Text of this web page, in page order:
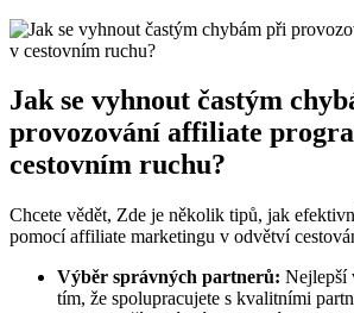
Jak se vyhnout častým
provozování affiliate
cestovním ruchu?
Chcete vědět, Zde je několik tipů, jak
pomocí affiliate marketingu v odvětví
Výběr správných partnerů: Nejlepší
tím, že spolupracujete s kvalitními